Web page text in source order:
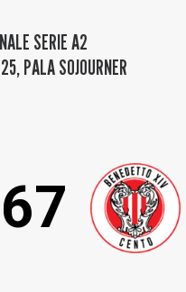
SERIE A2
,PALA SOJOURNER
67